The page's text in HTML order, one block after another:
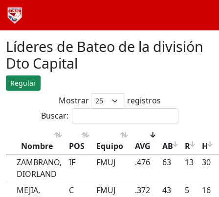
Líderes de Bateo de la división
Dto Capital
Regular
Mostrar
registros
Buscar:
Nombre POS Equipo AVG AB R
H
ZAMBRANO,
DIORLAND
IF FMUJ .476 63 13 30
MEJIA,
C FMUJ .372 43 5 16